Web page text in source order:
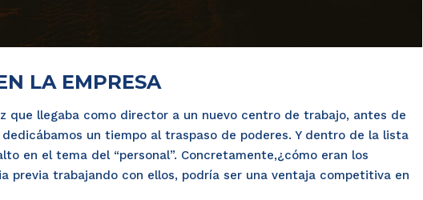
LA EMPRESA
que llegaba como director a un nuevo centro de trabajo, antes de
un tiempo al traspaso de poderes. Y dentro de la lista
en el tema del “personal”. Concretamente,¿cómo eran los
previa trabajando con ellos, podría ser una ventaja competitiva en